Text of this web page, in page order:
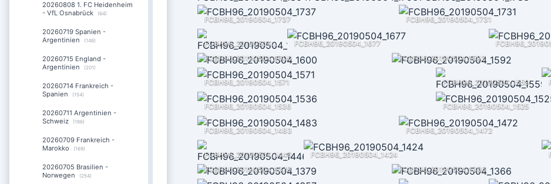
20260808 1. FC Heidenheim
- VfL Osnabrück
(64)
20260719 Spanien -
Argentinien
(148)
20260715 England -
Argentinien
(201)
20260714 Frankreich -
Spanien
(154)
20260711 Argentinien -
Schweiz
(186)
20260709 Frankreich -
Marokko
(169)
20260705 Brasilien -
Norwegen
(254)
FCBH96_20190504_1737 FCBH96_20190504_1731
FCBH96_20190504_1692 FCBH96_20190504_1677
FCBH96_20190504_1600
FCBH96_20190504_1592
FCBH96_20190504_1571 FCBH96_20190504_1559
FCBH96_20190504_1536 FCBH96_20190504_1525
FCBH96_20190504_1483 FCBH96_20190504_1472
FCBH96_20190504_1446 FCBH96_20190504_1424
FCBH96_20190504_1379
FCBH96_20190504_1366